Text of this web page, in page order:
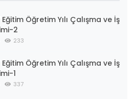
Öğretim Yılı Çalışma ve İş
2
233
Öğretim Yılı Çalışma ve İş
1
337